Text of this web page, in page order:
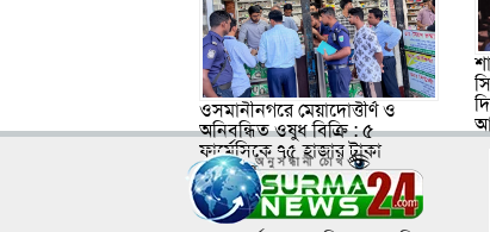
ওসমানীনগরে মেয়াদোত্তীর্ণ ও
অনিবন্ধিত ওষুধ বিক্রি : ৫
ফার্মেসিকে ৭৫ হাজার টাকা
জরিমানা